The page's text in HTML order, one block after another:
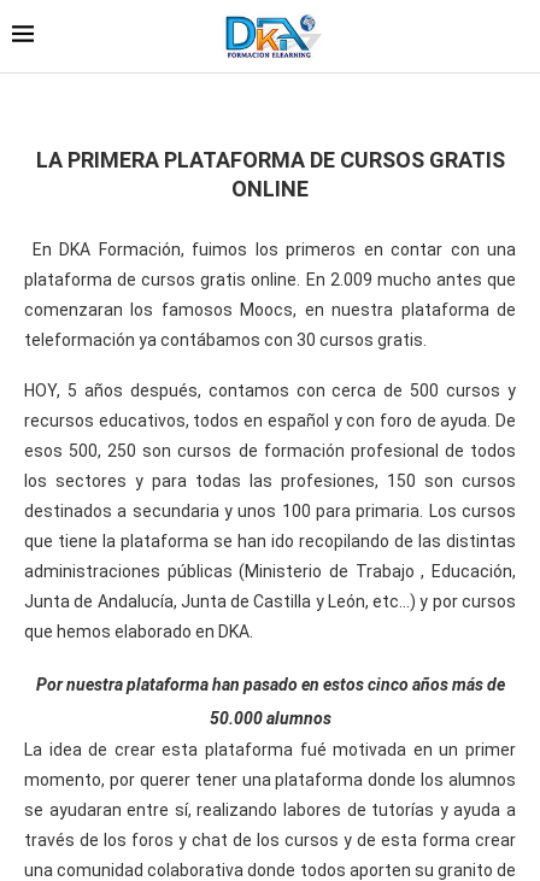
LA PRIMERA PLATAFORMA DE CURSOS GRATIS
ONLINE
En DKA Formación, fuimos los primeros en contar con una
plataforma de cursos gratis online. En 2.009 mucho antes que
comenzaran los famosos Moocs, en nuestra plataforma de
teleformación ya contábamos con 30 cursos gratis.
HOY, 5 años después, contamos con cerca de 500 cursos y
recursos educativos, todos en español y con foro de ayuda. De
esos 500, 250 son cursos de formación profesional de todos
los sectores y para todas las profesiones, 150 son cursos
destinados a secundaria y unos 100 para primaria. Los cursos
que tiene la plataforma se han ido recopilando de las distintas
administraciones públicas (Ministerio de Trabajo , Educación,
Junta de Andalucía, Junta de Castilla y León, etc…) y por cursos
que hemos elaborado en DKA.
Por nuestra plataforma han pasado en estos cinco años más de
50.000 alumnos
La idea de crear esta plataforma fué motivada en un primer
momento, por querer tener una plataforma donde los alumnos
se ayudaran entre sí, realizando labores de tutorías y ayuda a
través de los foros y chat de los cursos y de esta forma crear
una comunidad colaborativa donde todos aporten su granito de